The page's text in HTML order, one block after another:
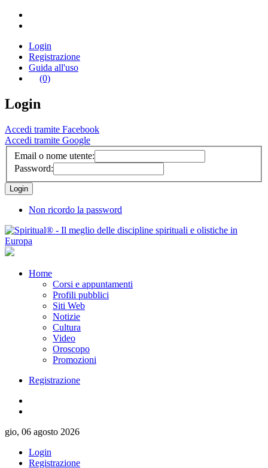
Login
Registrazione
Guida all'uso
(0)
Login
Accedi tramite Facebook
Accedi tramite Google
Email o nome utente:
Password:
Non ricordo la password
Home
Corsi e appuntamenti
Profili pubblici
Siti Web
Notizie
Cultura
Video
Oroscopo
Promozioni
Registrazione
gio, 06 agosto 2026
Login
Registrazione